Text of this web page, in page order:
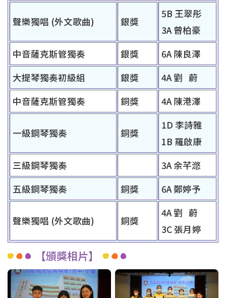
聲樂獨唱 (外文歌曲) 銀獎
5B 王翠彤
3A 曾柏豪
中音薩克斯管獨奏
銀獎
6A 陳良澤
大提琴獨奏初級組
銀獎
4A 劉 蔚
中音薩克斯管獨奏
銅獎 4A 陳港澤
一級鋼琴獨奏 銅獎
1D 李詩雅
1B 羅啟康
三級鋼琴獨奏
3A 余芊滺
五級鋼琴獨奏
銅獎 6A 鄭婷予
聲樂獨唱 (外文歌曲) 銅獎
4A 劉 蔚
3C 張月婷
【頒獎相片】